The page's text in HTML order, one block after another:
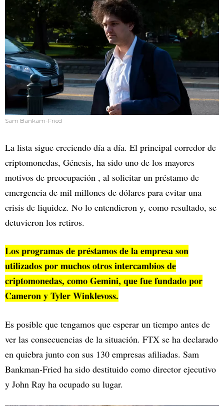
Sam Bankam-Fried
La lista sigue creciendo día a día. El principal corredor de
criptomonedas, Génesis, ha sido uno de los mayores
motivos de preocupación , al solicitar un préstamo de
emergencia de mil millones de dólares para evitar una
crisis de liquidez. No lo entendieron y, como resultado, se
detuvieron los retiros.
Los programas de préstamos de la empresa son
utilizados por muchos otros intercambios de
criptomonedas, como Gemini, que fue fundado por
Cameron y Tyler Winklevoss.
Es posible que tengamos que esperar un tiempo antes de
ver las consecuencias de la situación. FTX se ha declarado
en quiebra junto con sus 130 empresas afiliadas. Sam
Bankman-Fried ha sido destituido como director ejecutivo
y John Ray ha ocupado su lugar.